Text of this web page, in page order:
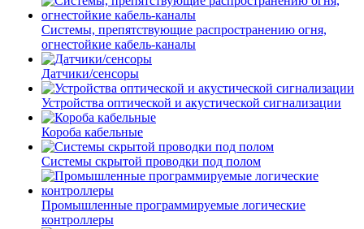
Системы, препятствующие распространению огня,
огнестойкие кабель-каналы
Датчики/сенсоры
Устройства оптической и акустической сигнализации
Короба кабельные
Системы скрытой проводки под полом
Промышленные программируемые логические
контроллеры